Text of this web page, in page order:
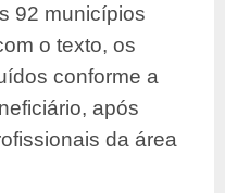
92 municípios
o texto, os
conforme a
após
da área